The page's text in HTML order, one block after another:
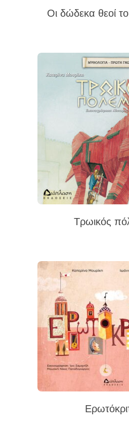
Οι δώδεκα θεοί
Τρωικός